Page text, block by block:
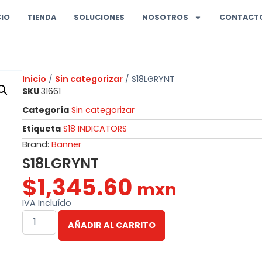
TIENDA SOLUCIONES NOSOTROS
Inicio / Sin categorizar / S18LGRYNT
SKU31661
Categoría Sin categorizar
Etiqueta S18 INDICATORS
Brand: Banner
S18LGRYNT
$1,345.60 mxn
IVA Incluído
AÑADIR AL CARRITO